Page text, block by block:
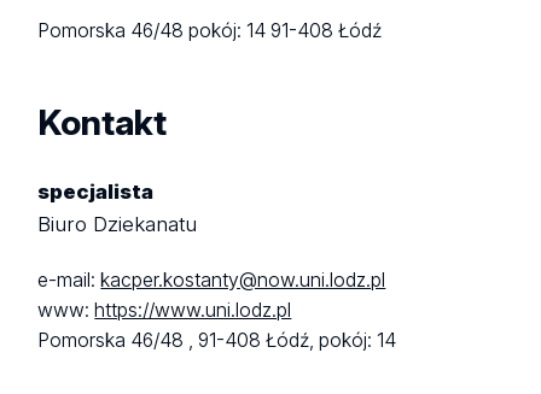
Pomorska 46/48pokój: 1491-408 Łódź
Kontakt
specjalista
Biuro Dziekanatu
e-mail: kacper.kostanty@now.uni.lodz.pl
www: https://www.uni.lodz.pl
Pomorska 46/48 ,91-408 Łódź,pokój: 14